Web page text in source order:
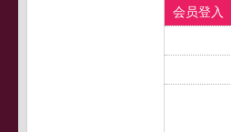
会员登入